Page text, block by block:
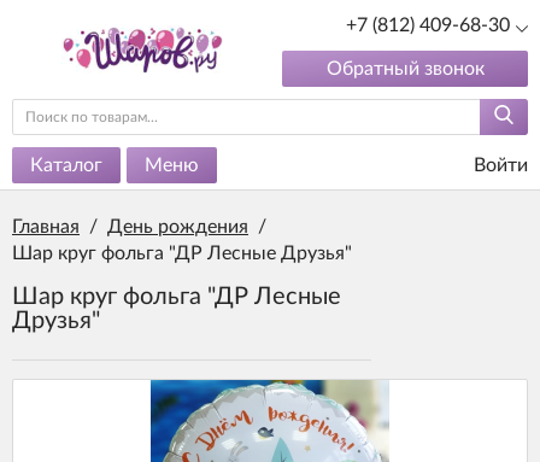
+7 (812) 409-68-30
Обратный звонок
Каталог Меню Войти
Главная / День рождения
/
Шар круг фольга "ДР Лесные Друзья"
Шар круг фольга "ДР Лесные
Друзья"